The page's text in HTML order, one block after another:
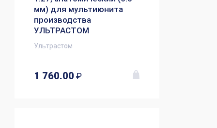
мм) для мультиюнита
производства
УЛЬТРАСТОМ
Ультрастом
1 760.00 ₽